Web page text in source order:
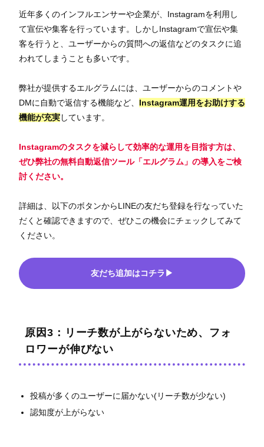
近年多くのインフルエンサーや企業が、Instagramを利用し
て宣伝や集客を行っています。しかしInstagramで宣伝や集
客を行うと、ユーザーからの質問への返信などのタスクに追
われてしまうことも多いです。
弊社が提供するエルグラムには、ユーザーからのコメントや
DMに自動で返信する機能など、 Instagram運用をお助けする
機能が充実しています。
Instagramのタスクを減らして効率的な運用を目指す方は、
ぜひ弊社の無料自動返信ツール「エルグラム」の導入をご検
討ください。
詳細は、以下のボタンからLINEの友だち登録を行なっていた
だくと確認できますので、ぜひこの機会にチェックしてみて
ください。
友だち追加はコチラ▶
原因3：リーチ数が上がらないため、フォ
ロワーが伸びない
投稿が多くのユーザーに届かない(リーチ数が少ない)
認知度が上がらない